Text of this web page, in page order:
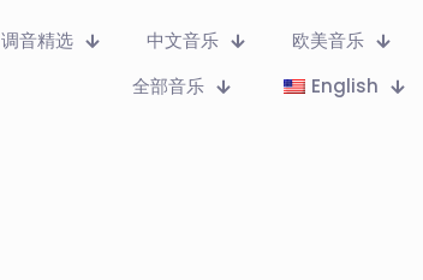
调音精选 中文音乐 欧美音乐
全部音乐
English